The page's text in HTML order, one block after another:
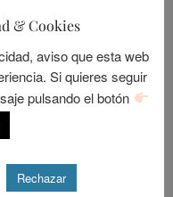
2015
día a día
& Cookies
aviso que esta web
Si quieres seguir
pulsando el botón
Rechazar